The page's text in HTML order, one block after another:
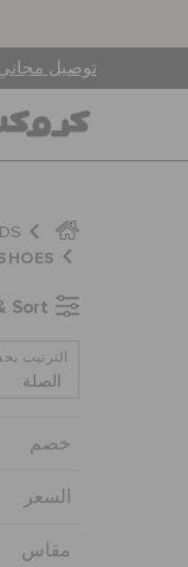
توصيل
Sort
الترتيب
خصم
السعر
مقاس